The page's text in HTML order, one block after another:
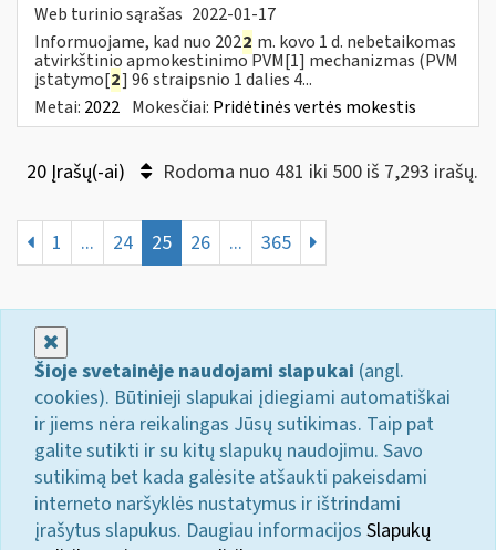
Web turinio sąrašas 2022-01-17
Informuojame, kad nuo 2022 m. kovo 1 d. nebetaikomas
atvirkštinio apmokestinimo PVM[1] mechanizmas (PVM
įstatymo[2] 96 straipsnio 1 dalies 4...
Metai: 2022 Mokesčiai: Pridėtinės vertės mokestis
20 Įrašų(-ai) Rodoma nuo 481 iki 500 iš 7,293 irašų.
1 ... 24 25 26 ... 365
Šioje svetainėje naudojami slapukai (angl.
cookies). Būtinieji slapukai įdiegiami automatiškai
ir jiems nėra reikalingas Jūsų sutikimas. Taip pat
galite sutikti ir su kitų slapukų naudojimu. Savo
sutikimą bet kada galėsite atšaukti pakeisdami
interneto naršyklės nustatymus ir ištrindami
įrašytus slapukus. Daugiau informacijos Slapukų